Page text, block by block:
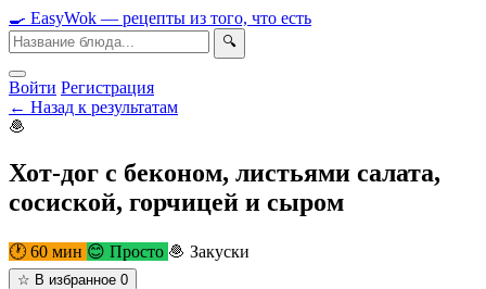
🍳 EasyWok — рецепты из того, что есть
🔍
Войти Регистрация
← Назад к результатам
🧆
Хот-дог с беконом, листьями салата,
сосиской, горчицей и сыром
🕐 60 мин 😊 Просто 🧆 Закуски
☆ В избранное 0